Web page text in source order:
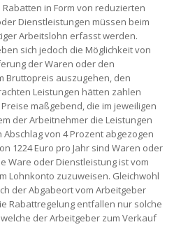
in Form von reduzierten
Dienstleistungen müssen beim
Arbeitslohn erfasst werden.
sich jedoch die Möglichkeit von
der Waren oder den
Bruttopreis auszugehen, den
Leistungen hätten zahlen
maßgebend, die im jeweiligen
der Arbeitnehmer die Leistungen
von 4 Prozent abgezogen
1224 Euro pro Jahr sind Waren oder
Ware oder Dienstleistung ist vom
Lohnkonto zuzuweisen. Gleichwohl
der Abgabeort vom Arbeitgeber
Rabattregelung entfallen nur solche
der Arbeitgeber zum Verkauf